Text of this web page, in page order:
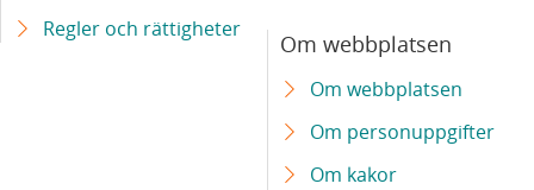
Regler och rättigheter
Om webbplatsen
Om webbplatsen
Om personuppgifter
Om kakor